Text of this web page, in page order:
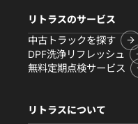
リトラスのサービス
中古トラックを探す
DPF洗浄リフレッシュ
無料定期点検サービス
リトラスについて